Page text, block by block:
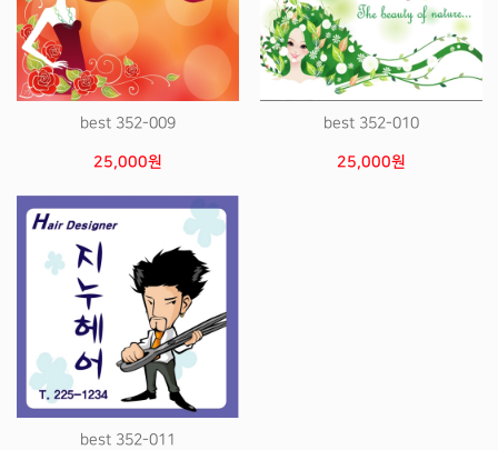
best 352-009
25,000원
best 352-010
25,000원
best 352-011